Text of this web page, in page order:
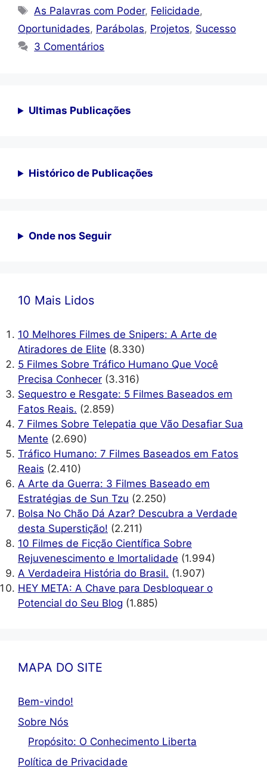
Tags
As Palavras com Poder, Felicidade,
Oportunidades, Parábolas, Projetos, Sucesso
3 Comentários
Ultimas Publicações
Histórico de Publicações
Onde nos Seguir
10 Mais Lidos
10 Melhores Filmes de Snipers: A Arte de
Atiradores de Elite (8.330)
5 Filmes Sobre Tráfico Humano Que Você
Precisa Conhecer (3.316)
Sequestro e Resgate: 5 Filmes Baseados em
Fatos Reais. (2.859)
7 Filmes Sobre Telepatia que Vão Desafiar Sua
Mente (2.690)
Tráfico Humano: 7 Filmes Baseados em Fatos
Reais (2.410)
A Arte da Guerra: 3 Filmes Baseado em
Estratégias de Sun Tzu (2.250)
Bolsa No Chão Dá Azar? Descubra a Verdade
desta Superstição! (2.211)
10 Filmes de Ficção Científica Sobre
Rejuvenescimento e Imortalidade (1.994)
A Verdadeira História do Brasil. (1.907)
HEY META: A Chave para Desbloquear o
Potencial do Seu Blog (1.885)
MAPA DO SITE
Bem-vindo!
Sobre Nós
Propósito: O Conhecimento Liberta
Política de Privacidade